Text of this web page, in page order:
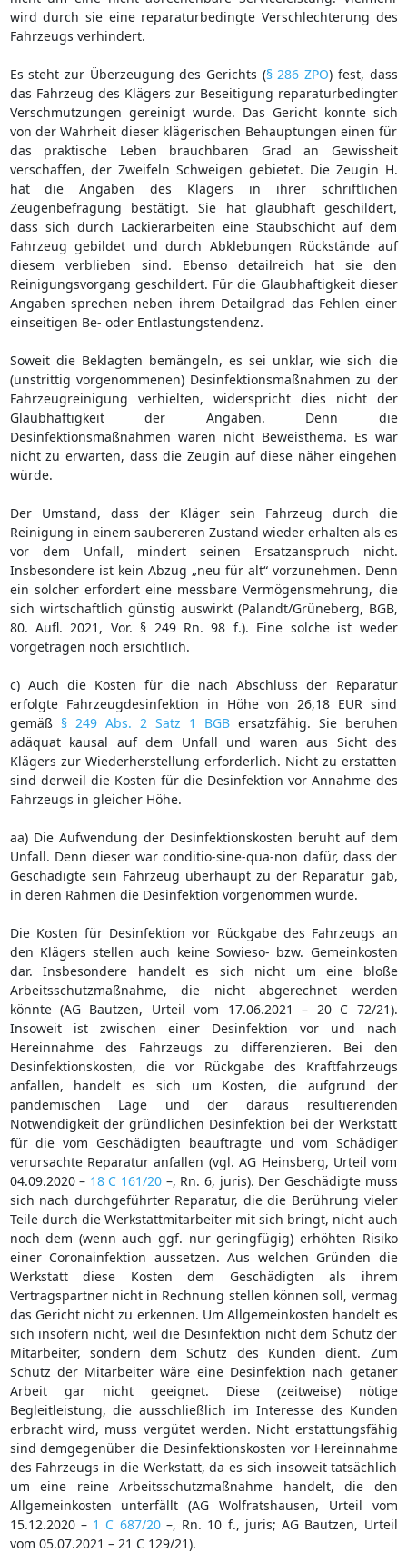
wird durch sie eine reparaturbedingte Verschlechterung des
Fahrzeugs verhindert.
Es steht zur Überzeugung des Gerichts (§ 286 ZPO) fest, dass
das Fahrzeug des Klägers zur Beseitigung reparaturbedingter
Verschmutzungen gereinigt wurde. Das Gericht konnte sich
von der Wahrheit dieser klägerischen Behauptungen einen für
das praktische Leben brauchbaren Grad an Gewissheit
verschaffen, der Zweifeln Schweigen gebietet. Die Zeugin H.
hat die Angaben des Klägers in ihrer schriftlichen
Zeugenbefragung bestätigt. Sie hat glaubhaft geschildert,
dass sich durch Lackierarbeiten eine Staubschicht auf dem
Fahrzeug gebildet und durch Abklebungen Rückstände auf
diesem verblieben sind. Ebenso detailreich hat sie den
Reinigungsvorgang geschildert. Für die Glaubhaftigkeit dieser
Angaben sprechen neben ihrem Detailgrad das Fehlen einer
einseitigen Be- oder Entlastungstendenz.
Soweit die Beklagten bemängeln, es sei unklar, wie sich die
(unstrittig vorgenommenen) Desinfektionsmaßnahmen zu der
Fahrzeugreinigung verhielten, widerspricht dies nicht der
Glaubhaftigkeit der Angaben. Denn die
Desinfektionsmaßnahmen waren nicht Beweisthema. Es war
nicht zu erwarten, dass die Zeugin auf diese näher eingehen
würde.
Der Umstand, dass der Kläger sein Fahrzeug durch die
Reinigung in einem saubereren Zustand wieder erhalten als es
vor dem Unfall, mindert seinen Ersatzanspruch nicht.
Insbesondere ist kein Abzug „neu für alt“ vorzunehmen. Denn
ein solcher erfordert eine messbare Vermögensmehrung, die
sich wirtschaftlich günstig auswirkt (Palandt/Grüneberg, BGB,
80. Aufl. 2021, Vor. § 249 Rn. 98 f.). Eine solche ist weder
vorgetragen noch ersichtlich.
c) Auch die Kosten für die nach Abschluss der Reparatur
erfolgte Fahrzeugdesinfektion in Höhe von 26,18 EUR sind
gemäß § 249 Abs. 2 Satz 1 BGBersatzfähig. Sie beruhen
adäquat kausal auf dem Unfall und waren aus Sicht des
Klägers zur Wiederherstellung erforderlich. Nicht zu erstatten
sind derweil die Kosten für die Desinfektion vor Annahme des
Fahrzeugs in gleicher Höhe.
aa) Die Aufwendung der Desinfektionskosten beruht auf dem
Unfall. Denn dieser war conditio-sine-qua-non dafür, dass der
Geschädigte sein Fahrzeug überhaupt zu der Reparatur gab,
in deren Rahmen die Desinfektion vorgenommen wurde.
Die Kosten für Desinfektion vor Rückgabe des Fahrzeugs an
den Klägers stellen auch keine Sowieso- bzw. Gemeinkosten
dar. Insbesondere handelt es sich nicht um eine bloße
Arbeitsschutzmaßnahme, die nicht abgerechnet werden
könnte (AG Bautzen, Urteil vom 17.06.2021 – 20 C 72/21).
Insoweit ist zwischen einer Desinfektion vor und nach
Hereinnahme des Fahrzeugs zu differenzieren. Bei den
Desinfektionskosten, die vor Rückgabe des Kraftfahrzeugs
anfallen, handelt es sich um Kosten, die aufgrund der
pandemischen Lage und der daraus resultierenden
Notwendigkeit der gründlichen Desinfektion bei der Werkstatt
für die vom Geschädigten beauftragte und vom Schädiger
verursachte Reparatur anfallen (vgl. AG Heinsberg, Urteil vom
04.09.2020 – 18 C 161/20 –, Rn. 6, juris). Der Geschädigte muss
sich nach durchgeführter Reparatur, die die Berührung vieler
Teile durch die Werkstattmitarbeiter mit sich bringt, nicht auch
noch dem (wenn auch ggf. nur geringfügig) erhöhten Risiko
einer Coronainfektion aussetzen. Aus welchen Gründen die
Werkstatt diese Kosten dem Geschädigten als ihrem
Vertragspartner nicht in Rechnung stellen können soll, vermag
das Gericht nicht zu erkennen. Um Allgemeinkosten handelt es
sich insofern nicht, weil die Desinfektion nicht dem Schutz der
Mitarbeiter, sondern dem Schutz des Kunden dient. Zum
Schutz der Mitarbeiter wäre eine Desinfektion nach getaner
Arbeit gar nicht geeignet. Diese (zeitweise) nötige
Begleitleistung, die ausschließlich im Interesse des Kunden
erbracht wird, muss vergütet werden. Nicht erstattungsfähig
sind demgegenüber die Desinfektionskosten vor Hereinnahme
des Fahrzeugs in die Werkstatt, da es sich insoweit tatsächlich
um eine reine Arbeitsschutzmaßnahme handelt, die den
Allgemeinkosten unterfällt (AG Wolfratshausen, Urteil vom
15.12.2020 – 1 C 687/20–, Rn. 10 f., juris; AG Bautzen, Urteil
vom 05.07.2021 – 21 C 129/21).